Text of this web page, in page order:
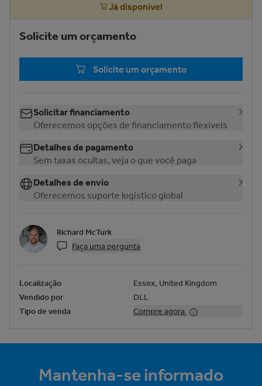
Já disponível
Solicite um orçamento
Solicite um orçamento
Solicitar financiamento
Oferecemos opções de financiamento flexíveis
Detalhes de pagamento
Sem taxas ocultas, veja o que você paga
Detalhes de envio
Oferecemos suporte logístico global
Richard McTurk
Faça uma pergunta
Localização
Essex, United Kingdom
Vendido por
DLL
Tipo de venda
Compre agora
Mantenha-se informado